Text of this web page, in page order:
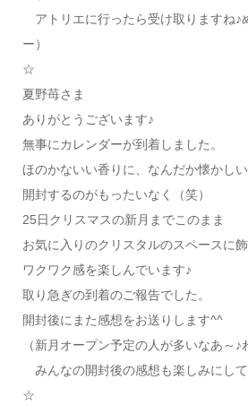
アトリエに行ったら受け取りますね♪
ー）
☆
夏野苺さま
ありがとうございます♪
無事にカレンダーが到着しました。
ほのかないい香りに、なんだか懐かしい
開封するのがもったいなく（笑）
25日クリスマスの新月までこのまま
お気に入りのクリスタルのスペースに
ワクワク感を楽しんでいます♪
取り急ぎの到着のご報告でした。
開封後にまた感想をお送りします^^
（新月オープン予定の人が多いなあ～♪
みんなの開封後の感想も楽しみにして
☆